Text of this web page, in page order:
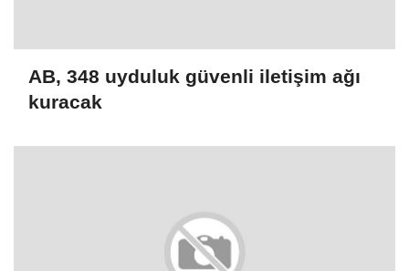
AB, 348 uyduluk güvenli iletişim ağı
kuracak